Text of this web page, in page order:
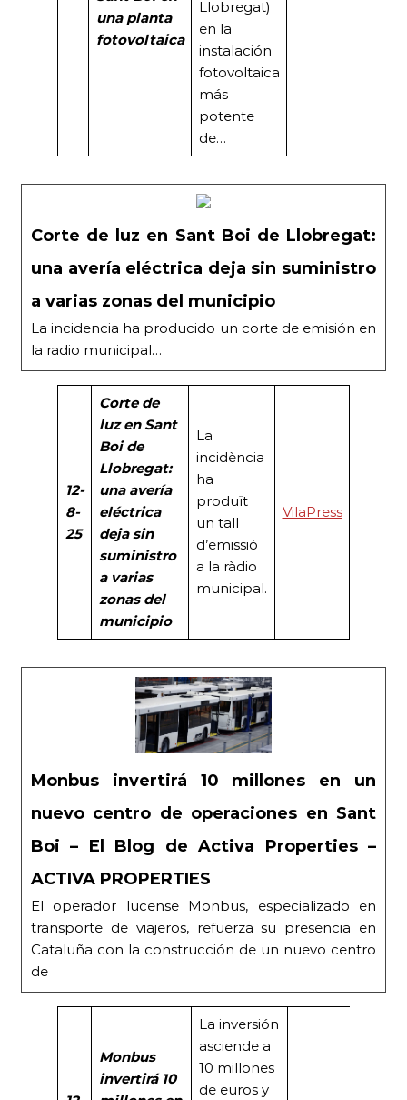
una planta
fotovoltaica
Llobregat)
en la
instalación
fotovoltaica
más
potente
de…
Corte de luz en Sant Boi de Llobregat:
una avería eléctrica deja sin suministro
a varias zonas del municipio
La incidencia ha producido un corte de emisión en
la radio municipal…
12-
8-
25
Corte de
luz en Sant
Boi de
Llobregat:
una avería
eléctrica
deja sin
suministro
a varias
zonas del
municipio
La
incidència
ha
produït
un tall
d’emissió
a la ràdio
municipal.
VilaPress
Monbus invertirá 10 millones en un
nuevo centro de operaciones en Sant
Boi – El Blog de Activa Properties –
ACTIVA PROPERTIES
El operador lucense Monbus, especializado en
transporte de viajeros, refuerza su presencia en
Cataluña con la construcción de un nuevo centro
de
Monbus
invertirá 10
La inversión
asciende a
10 millones
de euros y